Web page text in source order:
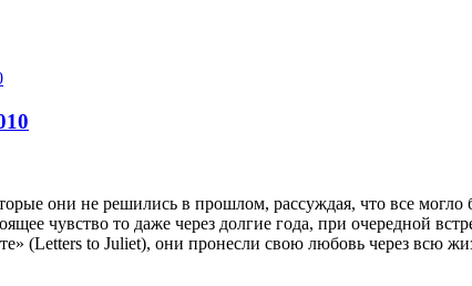
они не решились в прошлом, рассуждая, что все
чувство то даже через долгие года, при очередной
(Letters to Juliet), они пронесли свою любовь через всю